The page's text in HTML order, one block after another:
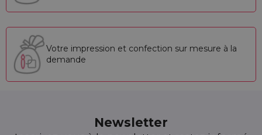
Votre impression et confection sur mesure à la
demande
Newsletter